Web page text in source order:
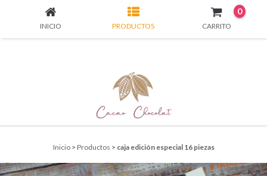
INICIO PRODUCTOS CARRITO
0
Inicio > Productos > caja edición especial 16 piezas